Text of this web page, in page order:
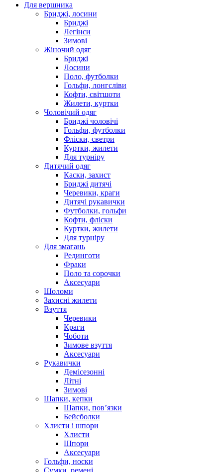
Для вершника
Бриджі, лосини
Бриджі
Легінси
Зимові
Жіночий одяг
Бриджі
Лосини
Поло, футболки
Гольфи, лонгсліви
Кофти, світшоти
Жилети, куртки
Чоловічий одяг
Бриджі чоловічі
Гольфи, футболки
Фліски, светри
Куртки, жилети
Для турніру
Дитячий одяг
Каски, захист
Бриджі дитячі
Черевики, краги
Дитячі рукавички
Футболки, гольфи
Кофти, фліски
Куртки, жилети
Для турніру
Для змагань
Рединготи
Фраки
Поло та сорочки
Аксесуари
Шоломи
Захисні жилети
Взуття
Черевики
Краги
Чоботи
Зимове взуття
Аксесуари
Рукавички
Демісезонні
Літні
Зимові
Шапки, кепки
Шапки, пов’язки
Бейсболки
Хлисти і шпори
Хлисти
Шпори
Аксесуари
Гольфи, носки
Сумки, ремені